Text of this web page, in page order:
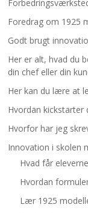
Foredrag om 1925
Godt brugt
Her er alt, hvad du
din chef eller din
Her kan du lære at
Hvordan kickstarter
Hvorfor har jeg
Innovation i skolen
Hvad får
Hvordan
Lær 1925